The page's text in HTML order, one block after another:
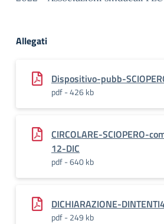
Allegati
Dispositivo-pubb-
pdf - 426 kb
CIRCOLARE-SCIOPERO-
12-DIC
pdf - 640 kb
DICHIARAZIONE-
pdf - 249 kb